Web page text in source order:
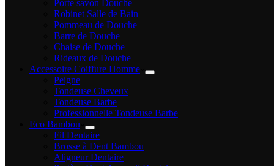
Porte savon Douche
Robinet Salle de Bain
Pommeau de Douche
Barre de Douche
Chaise de Douche
Rideaux de Douche
Accessoire Coiffure Homme
Peigne
Tondeuse Cheveux
Tondeuse Barbe
Professionnelle Tondeuse Barbe
Eco Bambou
Fil Dentaire
Brosse à Dent Bambou
Aligneur Dentaire